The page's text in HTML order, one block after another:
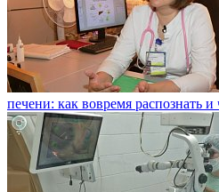
печени: как вовремя распознать и